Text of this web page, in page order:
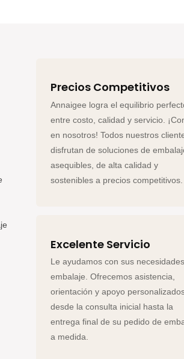
Precios Competitivos
Annaigee logra el equilibrio
entre costo, calidad y servicio.
en nosotros! Todos nuestros
disfrutan de soluciones de
asequibles, de alta calidad y
sostenibles a precios competitivos.
Excelente Servicio
Le ayudamos con sus
embalaje. Ofrecemos asistencia,
orientación y apoyo
desde la consulta inicial hasta la
entrega final de su pedido de
a medida.